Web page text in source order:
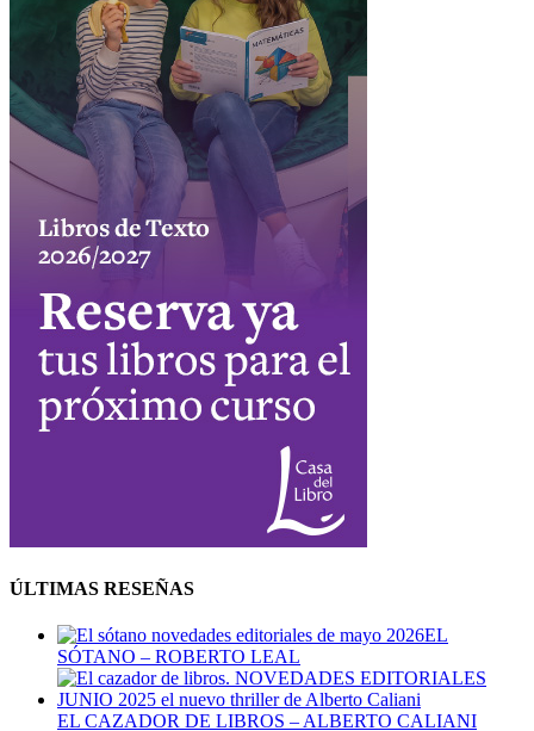
ÚLTIMAS RESEÑAS
EL
SÓTANO – ROBERTO LEAL
EL CAZADOR DE LIBROS – ALBERTO CALIANI